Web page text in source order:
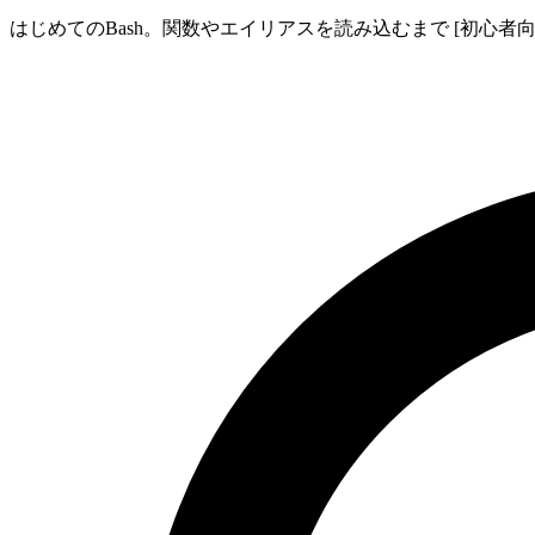
はじめてのBash。関数やエイリアスを読み込むまで [初心者